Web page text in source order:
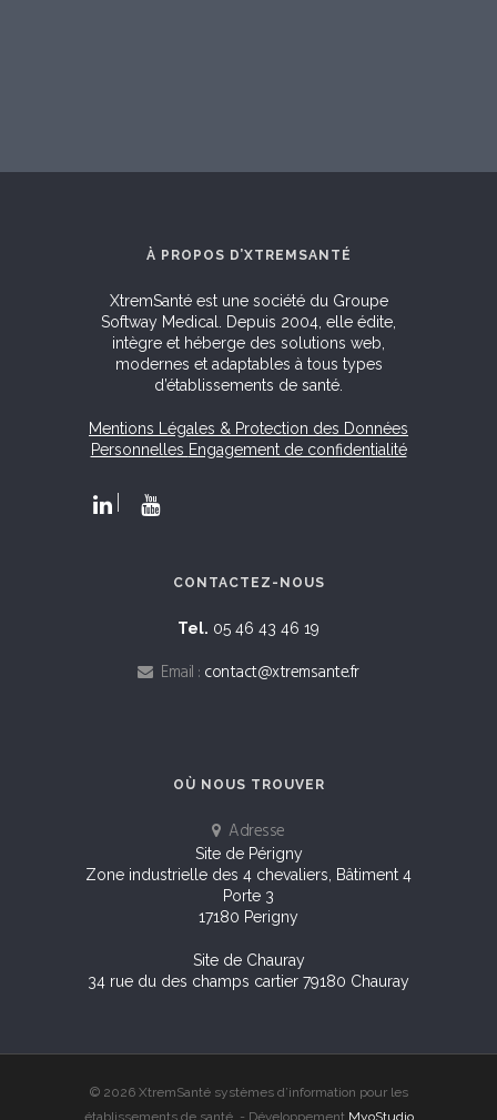
À PROPOS D’XTREMSANTÉ
XtremSanté est une société du Groupe
Softway Medical. Depuis 2004, elle édite,
intègre et héberge des solutions web,
modernes et adaptables à tous types
d’établissements de santé.
Mentions Légales & Protection des Données
Personnelles Engagement de confidentialité
CONTACTEZ-NOUS
Tel. 05 46 43 46 19
Email : contact@xtremsante.fr
OÙ NOUS TROUVER
Adresse
Site de Périgny
Zone industrielle des 4 chevaliers, Bâtiment 4
Porte 3
17180 Perigny
Site de Chauray
34 rue du des champs cartier 79180 Chauray
© 2026 XtremSanté systèmes d’information pour les
établissements de santé. - Développement MyoStudio